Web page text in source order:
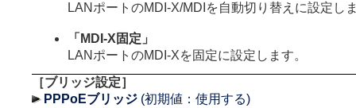
LANポートのMDI-X/MDIを自動切り替えに設定し
「MDI-X固定」
LANポートのMDI-Xを固定に設定します。
［ブリッジ設定］
PPPoEブリッジ (初期値：使用する)